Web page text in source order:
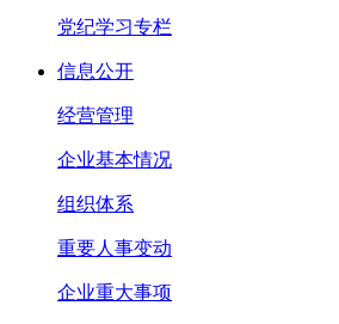
党纪学习专栏
信息公开
经营管理
企业基本情况
组织体系
重要人事变动
企业重大事项